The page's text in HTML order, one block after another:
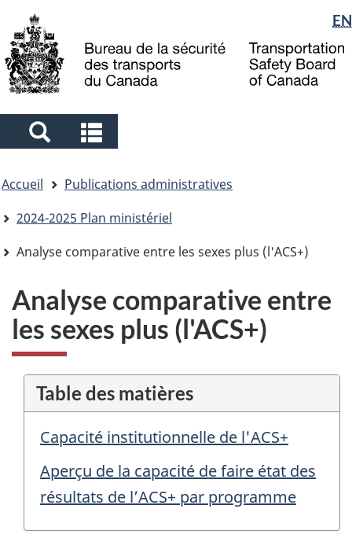
to
main
to
"About
government"
à
la
Sélection
de
la
langue
EN
Search
and
menus
and
menus
êtes
ici
Accueil
Publications administratives
2024-2025 Plan ministériel
Analyse comparative entre les sexes plus (l'ACS+)
Analyse comparative entre
les sexes plus (l'ACS+)
Table des matières
Capacité institutionnelle de l'ACS+
Aperçu de la capacité de faire état des
résultats de l’ACS+ par programme